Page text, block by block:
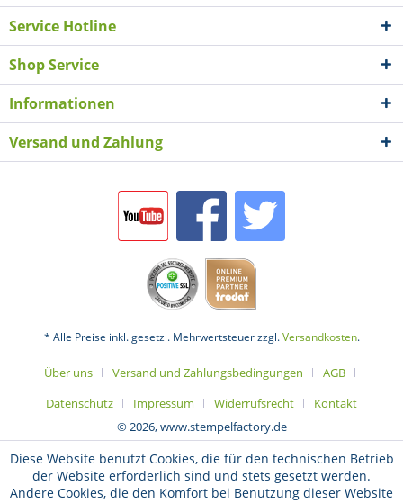
Service Hotline
Shop Service
Informationen
Versand und Zahlung
* Alle Preise inkl. gesetzl. Mehrwertsteuer zzgl.Versandkosten.
Über uns Versand und Zahlungsbedingungen
AGB
Datenschutz
Impressum Widerrufsrecht
Kontakt
© 2026, www.stempelfactory.de
Diese Website benutzt Cookies, die für den technischen Betrieb
der Website erforderlich sind und stets gesetzt werden.
Andere Cookies, die den Komfort bei Benutzung dieser Website